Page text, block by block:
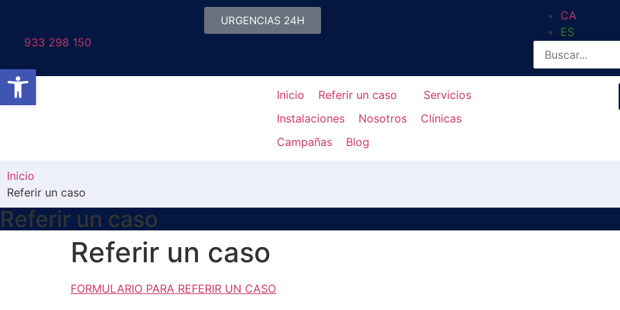
URGENCIAS 24H
933 298 150
CA
ES
Inicio Referir un caso
Servicios
Instalaciones
Nosotros
Clínicas
Campañas
Blog
Inicio
Referir un caso
Referir un caso
Referir un caso
FORMULARIO PARA REFERIR UN CASO
Abrir barra de herramientas